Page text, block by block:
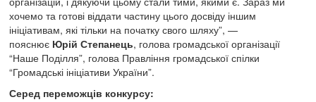
хочемо та готові віддати частину цього досвіду іншим
ініціативам, які тільки на початку свого шляху”, —
пояснює Юрій Степанець, голова громадської організації
“Наше Поділля”, голова Правління громадської спілки
“Громадські ініціативи України”.
Серед переможців конкурсу: